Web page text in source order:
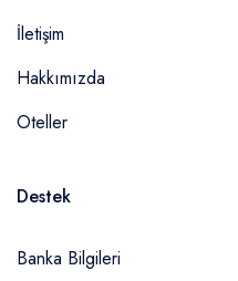
İletişim
Hakkımızda
Oteller
Destek
Banka Bilgileri